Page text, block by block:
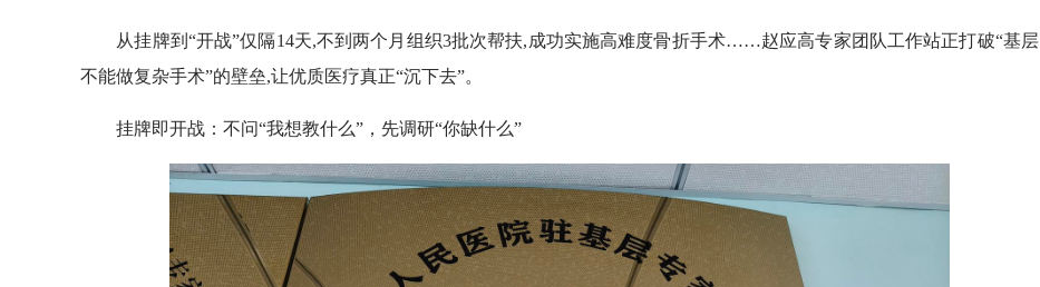
从挂牌到“开战”仅隔14天,不到两个月组织3批次帮扶,成功实施高难度骨折手术……赵应高专家团队工作站正打破“基层
不能做复杂手术”的壁垒,让优质医疗真正“沉下去”。
挂牌即开战：不问“我想教什么”，先调研“你缺什么”